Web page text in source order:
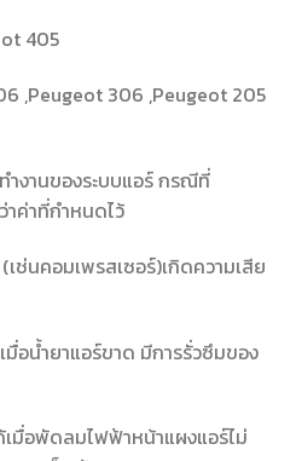
405
,Peugeot 306 ,Peugeot 205
ำงานของระบบแอร์ กรณีที่
าค่าที่กำหนดไว้
ช่นคอมเพรสเซอร์)เกิดความเสีย
มื่อน้ำยาแอร์ขาด มีการรั่วซึมของ
มื่อพัดลมไฟฟ้าหน้าแผงแอร์ไม่